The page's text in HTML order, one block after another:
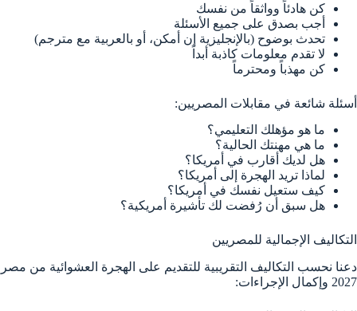
كن هادئاً وواثقاً من نفسك
أجب بصدق على جميع الأسئلة
تحدث بوضوح (بالإنجليزية إن أمكن، أو بالعربية مع مترجم)
لا تقدم معلومات كاذبة أبداً
كن مهذباً ومحترماً
أسئلة شائعة في مقابلات المصريين:
ما هو مؤهلك التعليمي؟
ما هي مهنتك الحالية؟
هل لديك أقارب في أمريكا؟
لماذا تريد الهجرة إلى أمريكا؟
كيف ستعيل نفسك في أمريكا؟
هل سبق أن رُفضت لك تأشيرة أمريكية؟
التكاليف الإجمالية للمصريين
دعنا نحسب التكاليف التقريبية للتقديم على الهجرة العشوائية من مصر
2027 وإكمال الإجراءات: